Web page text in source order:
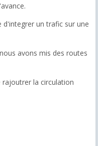
d'integrer un trafic sur une
avons mis des routes
rajoutrer la circulation